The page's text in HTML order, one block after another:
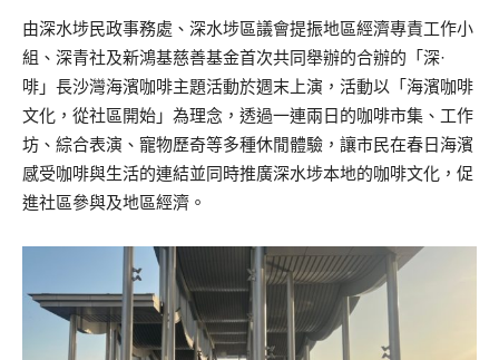
由深水埗民政事務處、深水埗區議會提振地區經濟專責工作小
組、深青社及新鴻基慈善基金首次共同舉辦的合辦的「深·
啡」長沙灣海濱咖啡主題活動於週末上演，活動以「海濱咖啡
文化，從社區開始」為理念，透過一連兩日的咖啡市集、工作
坊、綜合表演、寵物歷奇等多種休閒體驗，讓市民在春日海濱
感受咖啡與生活的連結並同時推廣深水埗本地的咖啡文化，促
進社區參與及地區經濟。